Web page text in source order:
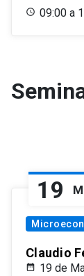
09:00 a
19
Claudio
19 de